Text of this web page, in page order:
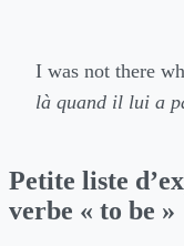
I was not there
là quand il lui a
Petite liste
verbe « to be »